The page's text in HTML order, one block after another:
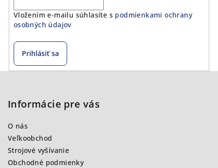
Vložením e-mailu súhlasíte s podmienkami ochrany
osobných údajov
Prihlásiť sa
Informácie pre vás
O nás
Veľkoobchod
Strojové vyšívanie
Obchodné podmienky